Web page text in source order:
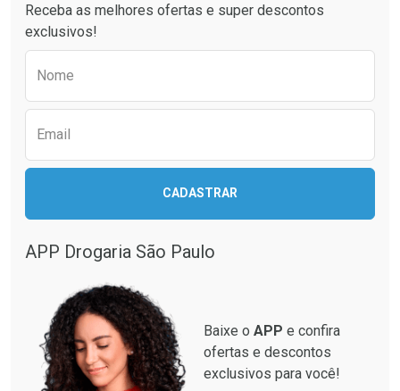
Receba as melhores ofertas e super descontos
exclusivos!
Nome
Email
CADASTRAR
APP Drogaria São Paulo
Baixe o APP e confira
ofertas e descontos
exclusivos para você!